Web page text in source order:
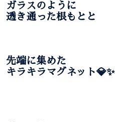
ガラスのように
透き通った根もとと
先端に集めた
キラキラマグネット💎✨